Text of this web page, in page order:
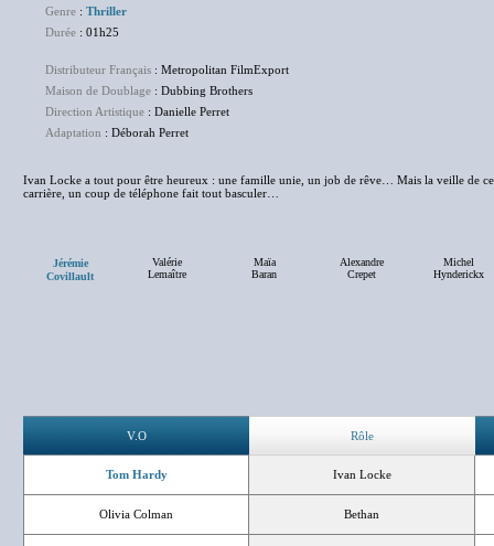
Genre : Thriller
Durée : 01h25
Distributeur Français : Metropolitan FilmExport
Maison de Doublage : Dubbing Brothers
Direction Artistique : Danielle Perret
Adaptation : Déborah Perret
Ivan Locke a tout pour être heureux : une famille unie, un job de rêve… Mais la veille de
carrière, un coup de téléphone fait tout basculer…
Jérémie
Covillault
Valérie
Lemaître
Maïa
Baran
Alexandre
Crepet
Michel
Hynderickx
V.O Rôle
Tom Hardy Ivan Locke
Olivia Colman Bethan